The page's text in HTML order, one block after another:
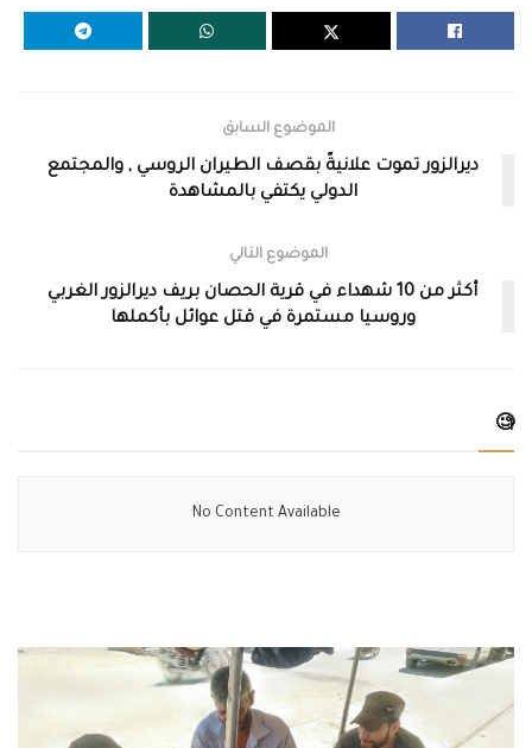
الموضوع السابق
ديرالزور تموت علانيةً بقصف الطيران الروسي , والمجتمع
الدولي يكتفي بالمشاهدة
الموضوع التالي
أكثر من 10 شهداء في قرية الحصان بريف ديرالزور الغربي
وروسيا مستمرة في قتل عوائل بأكملها
🧐
No Content Available